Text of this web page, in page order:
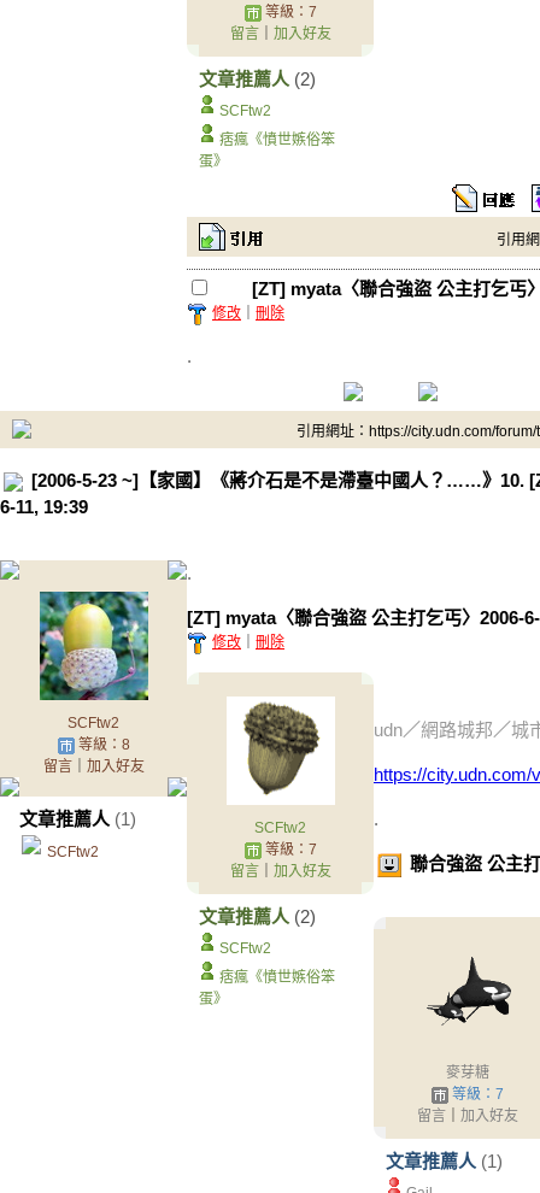
等級：7
留言｜ 加入好友
文章推薦人 (2)
SCFtw2
痞瘋《憤世嫉俗笨
蛋》
引用
[ZT] myata〈聯合強盜 公主打乞丐
修改 刪除
.
引用網址：https://city.udn.com/
[2006-5-23 ~]【家國】《蔣介石是不是滯臺中國人？……》10.
6-11, 19:39
SCFtw2
等級：8
留言｜ 加入好友
文章推薦人 (1)
SCFtw2
.
[ZT] myata〈聯合強盜 公主打乞丐〉2006-
修改 刪除
SCFtw2
等級：7
留言｜ 加入好友
文章推薦人 (2)
SCFtw2
痞瘋《憤世嫉俗笨
蛋》
udn／網路城邦／城
https://city.udn.com/
.
聯合強盜 公主
麥芽糖
等級：7
留言｜ 加入好友
文章推薦人 (1)